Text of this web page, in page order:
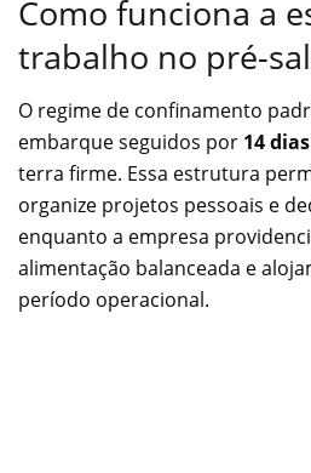
Como funciona a
trabalho no pré-
O regime de confinamento
embarque seguidos por 14 dias
terra firme. Essa estrutura
organize projetos pessoais e
enquanto a empresa
alimentação balanceada e
período operacional.